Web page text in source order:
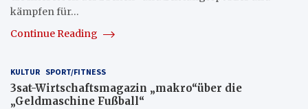
kämpfen für…
Continue Reading
KULTUR SPORT/FITNESS
3sat-Wirtschaftsmagazin „makro“über die
„Geldmaschine Fußball“